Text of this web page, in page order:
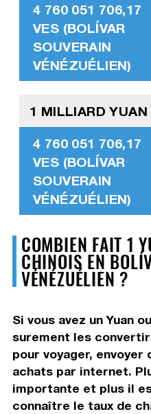
4 760 051 706,17
VES (BOLÍVAR
SOUVERAIN
VÉNÉZUÉLIEN)
1 MILLIARD
4 760 051 706,17
VES (BOLÍVAR
SOUVERAIN
VÉNÉZUÉLIEN)
COMBIEN FAIT 1
CHINOIS EN
VÉNÉZUÉLIEN ?
Si vous avez un Yuan
surement les
pour voyager,
achats par internet.
importante et plus il
connaître le taux de